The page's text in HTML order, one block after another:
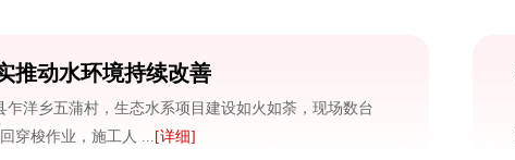
推动水环境持续改善
乍洋乡五蒲村，生态水系项目建设如火如荼，现场数台
穿梭作业，施工人 ... [详细]